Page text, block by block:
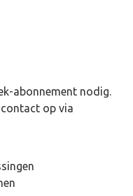
abonnement nodig.
contact op via